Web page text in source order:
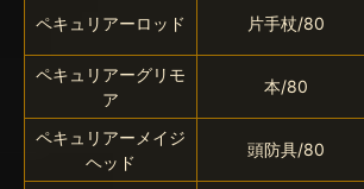
ペキュリアーロッド 片手杖/80
ペキュリアーグリモ
ア
本/80
ペキュリアーメイジ
ヘッド
頭防具/80